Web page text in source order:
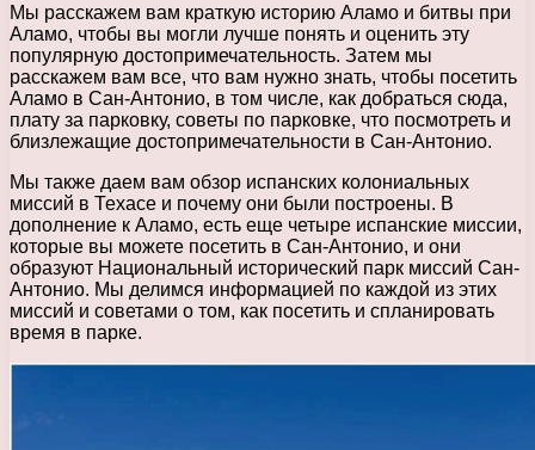
Мы расскажем вам краткую историю Аламо и битвы при
Аламо, чтобы вы могли лучше понять и оценить эту
популярную достопримечательность. Затем мы
расскажем вам все, что вам нужно знать, чтобы посетить
Аламо в Сан-Антонио, в том числе, как добраться сюда,
плату за парковку, советы по парковке, что посмотреть и
близлежащие достопримечательности в Сан-Антонио.
Мы также даем вам обзор испанских колониальных
миссий в Техасе и почему они были построены. В
дополнение к Аламо, есть еще четыре испанские миссии,
которые вы можете посетить в Сан-Антонио, и они
образуют Национальный исторический парк миссий Сан-
Антонио. Мы делимся информацией по каждой из этих
миссий и советами о том, как посетить и спланировать
время в парке.